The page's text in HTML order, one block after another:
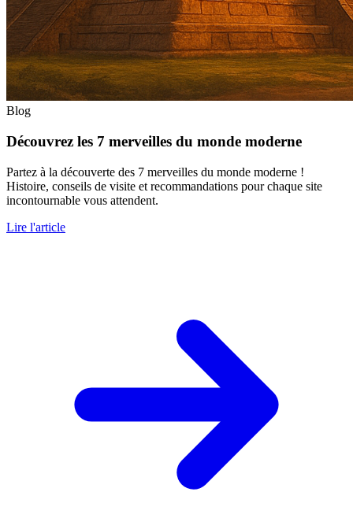
Blog
Découvrez les 7 merveilles du monde moderne
Partez à la découverte des 7 merveilles du monde moderne !
Histoire, conseils de visite et recommandations pour chaque site
incontournable vous attendent.
Lire l'article